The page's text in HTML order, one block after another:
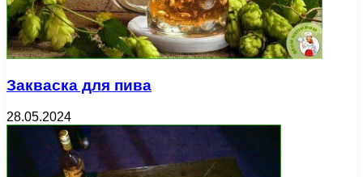
Закваска для пива
28.05.2024